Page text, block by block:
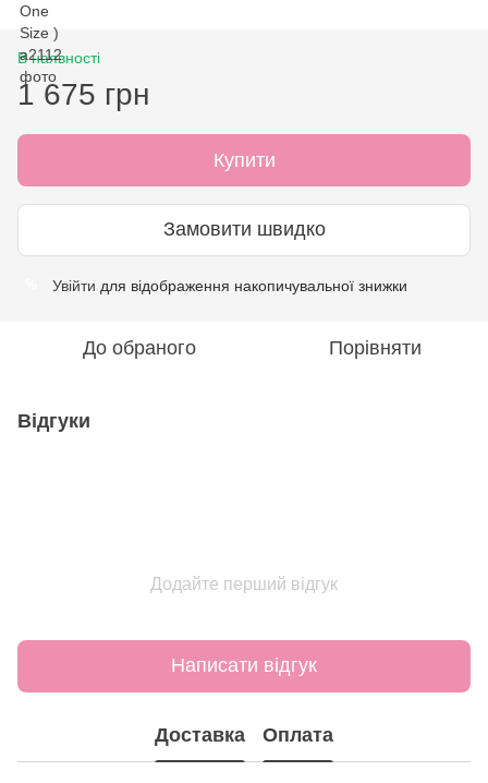
В наявності
1 675 грн
Купити
Замовити швидко
Увійти для відображення накопичувальної знижки
До обраного Порівняти
Відгуки
Додайте перший відгук
Написати відгук
Доставка Оплата